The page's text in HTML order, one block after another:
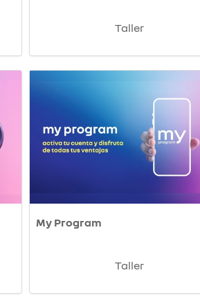
Taller
My Program
Taller